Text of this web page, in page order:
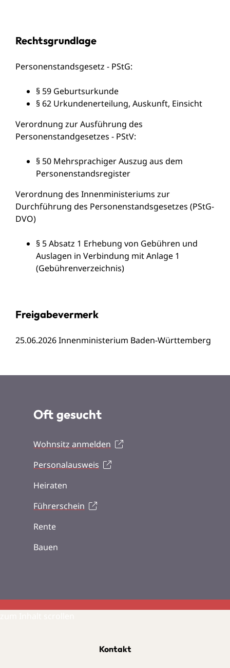
Rechtsgrundlage
Personenstandsgesetz - PStG:
§ 59 Geburtsurkunde
§ 62 Urkundenerteilung, Auskunft, Einsicht
Verordnung zur Ausführung des
Personenstandgesetzes - PStV:
§ 50 Mehrsprachiger Auszug aus dem
Personenstandsregister
Verordnung des Innenministeriums zur
Durchführung des Personenstandsgesetzes (PStG-
DVO)
§ 5 Absatz 1 Erhebung von Gebühren und
Auslagen in Verbindung mit Anlage 1
(Gebührenverzeichnis)
Freigabevermerk
25.06.2026 Innenministerium Baden-Württemberg
Oft gesucht
Wohnsitz anmelden
Personalausweis
Heiraten
Führerschein
Rente
Bauen
Kontakt